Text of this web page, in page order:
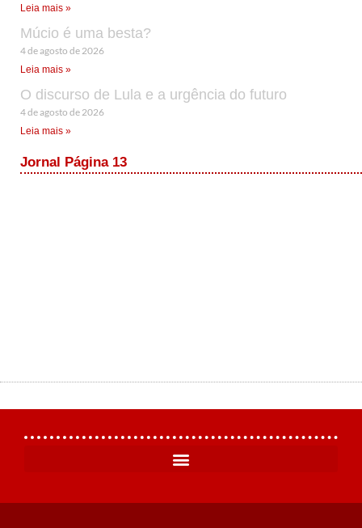
Leia mais »
Múcio é uma besta?
4 de agosto de 2026
Leia mais »
O discurso de Lula e a urgência do futuro
4 de agosto de 2026
Leia mais »
Jornal Página 13